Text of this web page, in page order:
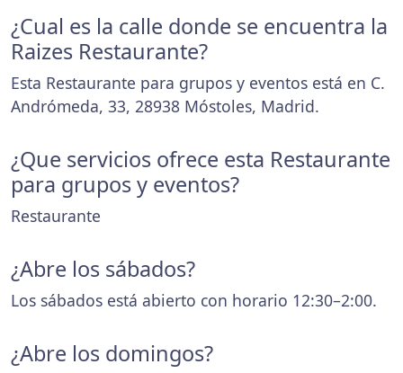
¿Cual es la calle donde se encuentra la
Raizes Restaurante?
Esta Restaurante para grupos y eventos está en C.
Andrómeda, 33, 28938 Móstoles, Madrid.
¿Que servicios ofrece esta Restaurante
para grupos y eventos?
Restaurante
¿Abre los sábados?
Los sábados está abierto con horario 12:30–2:00.
¿Abre los domingos?